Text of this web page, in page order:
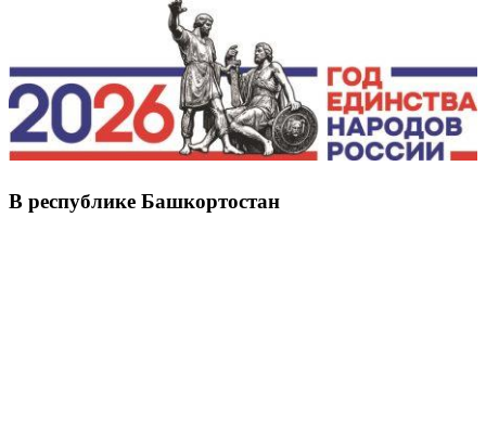
В республике Башкортостан